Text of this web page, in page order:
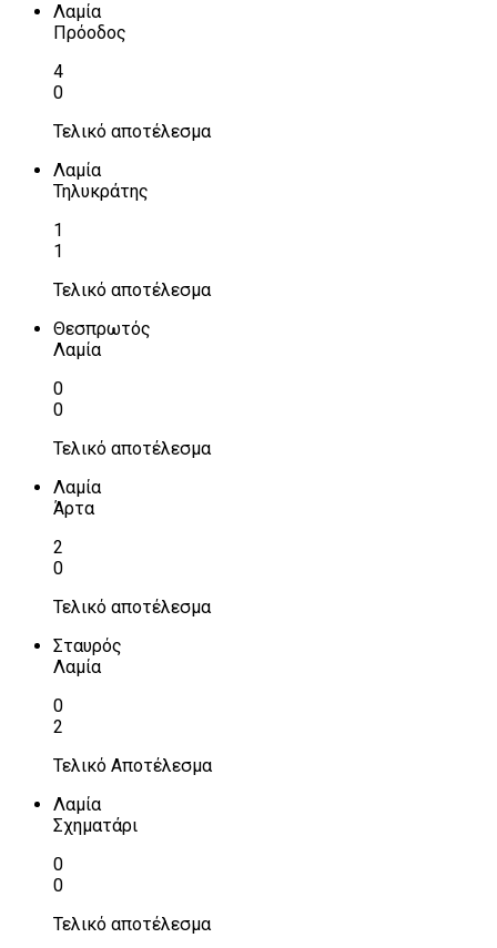
Λαμία
Πρόοδος
4
0
Τελικό αποτέλεσμα
Λαμία
Τηλυκράτης
1
1
Τελικό αποτέλεσμα
Θεσπρωτός
Λαμία
0
0
Τελικό αποτέλεσμα
Λαμία
Άρτα
2
0
Τελικό αποτέλεσμα
Σταυρός
Λαμία
0
2
Τελικό Αποτέλεσμα
Λαμία
Σχηματάρι
0
0
Τελικό αποτέλεσμα